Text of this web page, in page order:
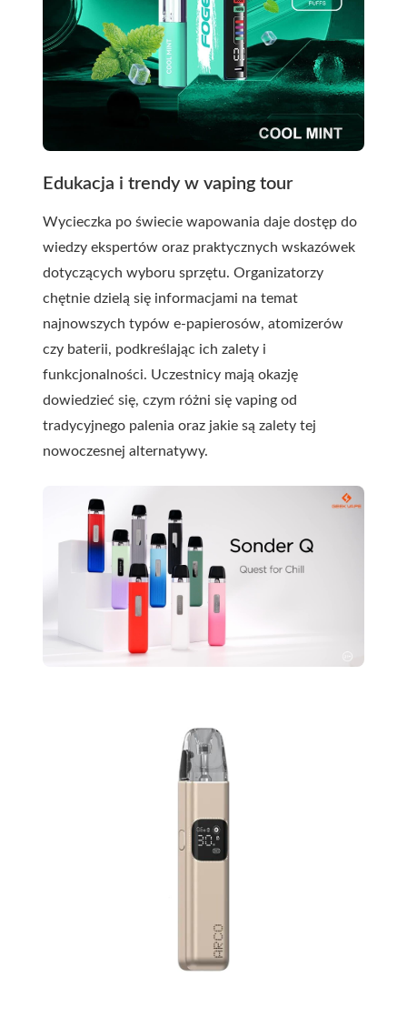
Edukacja i trendy w vaping tour
Wycieczka po świecie wapowania daje dostęp do
wiedzy ekspertów oraz praktycznych wskazówek
dotyczących wyboru sprzętu. Organizatorzy
chętnie dzielą się informacjami na temat
najnowszych typów e-papierosów, atomizerów
czy baterii, podkreślając ich zalety i
funkcjonalności. Uczestnicy mają okazję
dowiedzieć się, czym różni się vaping od
tradycyjnego palenia oraz jakie są zalety tej
nowoczesnej alternatywy.